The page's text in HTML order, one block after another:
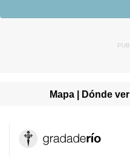
Mapa | Dónde